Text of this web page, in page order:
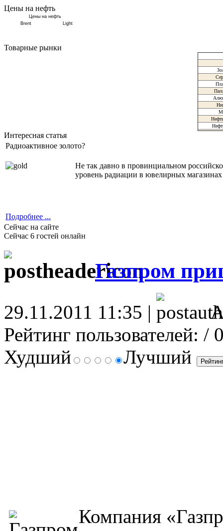
Цены на нефть
Цены на нефть
Brent
Light
Товарные рынки
Интересная статья
Радиоактивное золото?
Не так давно в провинциальном
уровень радиации в ювелирных
Подробнее ...
Сейчас на сайте
Сейчас 6 гостей онлайн
Газпром
29.11.2011 11:35 |
Рейтинг пользователей: /
Худший
Лучший
Компания